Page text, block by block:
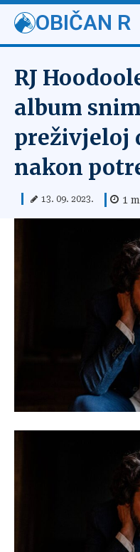
OBIČAN R
RJ
album
preživjeloj
nakon
13. 09. 2023. 1